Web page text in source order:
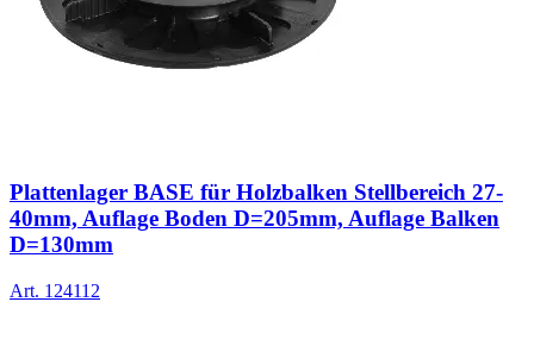
Plattenlager BASE für Holzbalken Stellbereich 27-
40mm, Auflage Boden D=205mm, Auflage Balken
D=130mm
Art. 124112